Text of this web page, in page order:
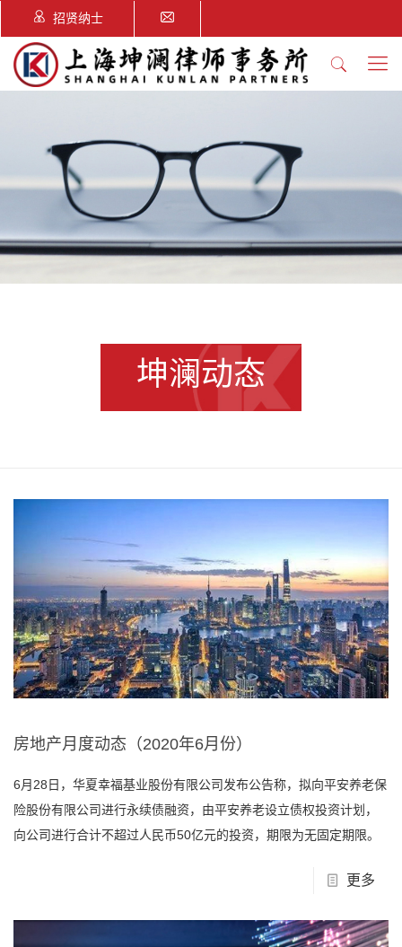
招贤纳士
坤澜动态
房地产月度动态（2020年6月份）
6月28日，华夏幸福基业股份有限公司发布公告称，拟向平安养老保
险股份有限公司进行永续债融资，由平安养老设立债权投资计划，
向公司进行合计不超过人民币50亿元的投资，期限为无固定期限。
更多